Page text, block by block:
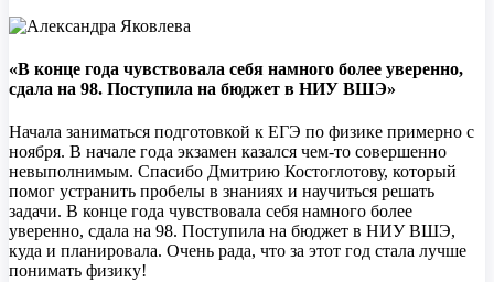
«В конце года чувствовала себя намного более уверенно,
сдала на 98. Поступила на бюджет в НИУ ВШЭ»
Начала заниматься подготовкой к ЕГЭ по физике примерно с
ноября. В начале года экзамен казался чем-то совершенно
невыполнимым. Спасибо Дмитрию Костоглотову, который
помог устранить пробелы в знаниях и научиться решать
задачи. В конце года чувствовала себя намного более
уверенно, сдала на 98. Поступила на бюджет в НИУ ВШЭ,
куда и планировала. Очень рада, что за этот год стала лучше
понимать физику!